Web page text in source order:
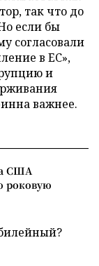
так что до
если бы
согласовали
в ЕС»,
и
важнее.
США
роковую